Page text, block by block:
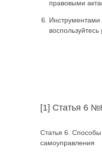
правовыми
Инструментами
воспользуйтесь
[1] Статья 6
Статья 6. Способы
самоуправления